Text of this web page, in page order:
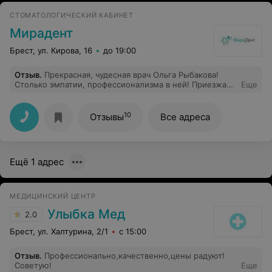
СТОМАТОЛОГИЧЕСКИЙ КАБИНЕТ
Мирадент
Брест, ул. Кирова, 16 до 19:00
Отзыв. Прекрасная, чудесная врач Ольга Рыбакова!
Столько эмпатии, профессионализма в ней! Приезжаю
Еще
Отзывы10 Все адреса
Ещё 1 адрес
МЕДИЦИНСКИЙ ЦЕНТР
2.0 Улыбка Мед
Брест, ул. Халтурина, 2/1 с 15:00
Отзыв. Профессионально,качественно,цены радуют!
Советую!
Еще